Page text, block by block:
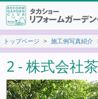
トップページ 施工例写真紹介
2 - 株式会社